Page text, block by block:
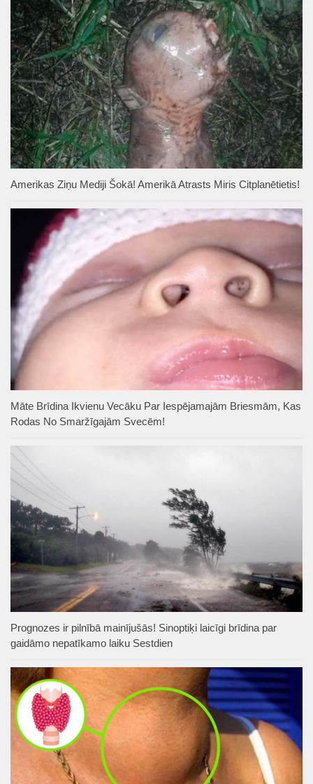
Amerikas Ziņu Mediji Šokā! Amerikā Atrasts Miris Citplanētietis!
Māte Brīdina Ikvienu Vecāku Par Iespējamajām Briesmām, Kas
Rodas No Smaržīgajām Svecēm!
Prognozes ir pilnībā mainījušās! Sinoptiķi laicīgi brīdina par
gaidāmo nepatīkamo laiku Sestdien